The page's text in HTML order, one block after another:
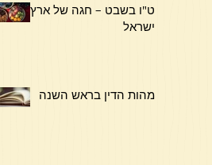
ט"ו בשבט – חגה של ארץ
ישראל
מהות הדין בראש השנה